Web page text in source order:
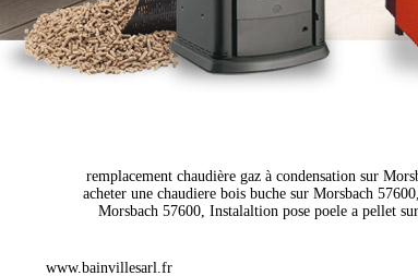
remplacement chaudière gaz à condensation sur
acheter une chaudiere bois buche sur Morsbach
Morsbach 57600, Instalaltion pose poele a pellet
www.bainvillesarl.fr